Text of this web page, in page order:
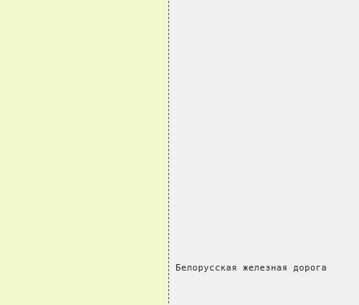
Белорусская железная дорога